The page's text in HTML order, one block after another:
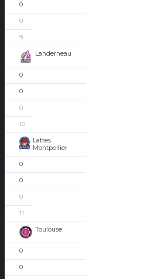
0
0
9
Landerneau
0
0
0
10
Lattes
Montpellier
0
0
0
11
Toulouse
0
0